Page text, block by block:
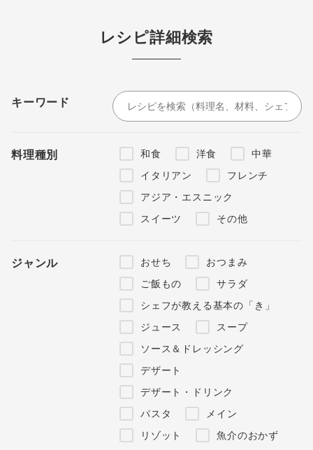
レシピ詳細検索
キーワード
料理種別 和食 洋食
中華
イタリアン
フレンチ
アジア・エスニック
スイーツ
その他
ジャンル おせち
おつまみ
ご飯もの
サラダ
シェフが教える基本の「き」
ジュース
スープ
ソース＆ドレッシング
デザート
デザート・ドリンク
パスタ
メイン
リゾット
魚介のおかず